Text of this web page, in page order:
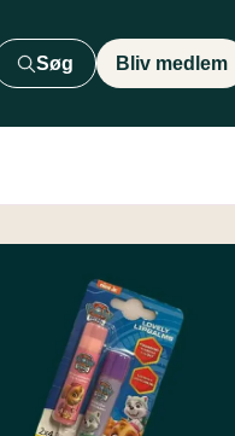
Søg Bliv medlem